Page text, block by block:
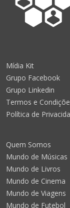
Mídia Kit
Grupo Facebook
Grupo Linkedin
Termos e
Política de
Quem Somos
Mundo de Músicas
Mundo de Livros
Mundo de Cinema
Mundo de Viagens
Mundo de Futebol